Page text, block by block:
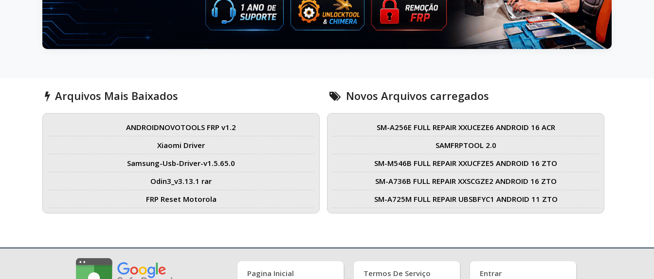
Arquivos Mais Baixados
ANDROIDNOVOTOOLS FRP v1.2
Xiaomi Driver
Samsung-Usb-Driver-v1.5.65.0
Odin3_v3.13.1 rar
FRP Reset Motorola
Novos Arquivos carregados
SM-A256E FULL REPAIR XXUCEZE6 ANDROID 16 ACR
SAMFRPTOOL 2.0
SM-M546B FULL REPAIR XXUCFZE5 ANDROID 16 ZTO
SM-A736B FULL REPAIR XXSCGZE2 ANDROID 16 ZTO
SM-A725M FULL REPAIR UBSBFYC1 ANDROID 11 ZTO
Pagina Inicial Termos De Serviço Entrar